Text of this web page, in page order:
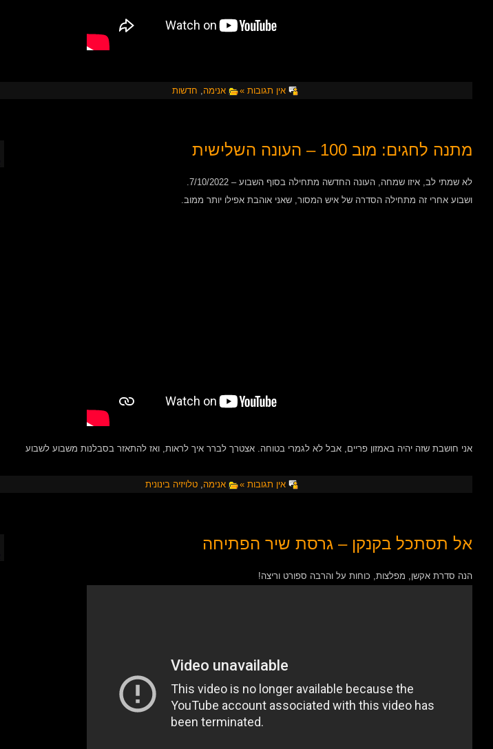
אנימה, חדשות אין תגובות »
מתנה לחגים: מוב 100 – העונה השלישית
לא שמתי לב, איזו שמחה, העונה החדשה מתחילה בסוף השבוע – 7/10/2022.
ושבוע אחרי זה מתחילה הסדרה של איש המסור, שאני אוהבת אפילו יותר ממוב.
אני חושבת שזה יהיה באמזון פריים, אבל לא לגמרי בטוחה. אצטרך לברר איך לראות, ואז להתאזר בסבלנות משבוע לשבוע
אנימה, טלויזיה בינונית אין תגובות »
אל תסתכל בקנקן – גרסת שיר הפתיחה
הנה סדרת אקשן, מפלצות, כוחות על והרבה ספורט וריצה!